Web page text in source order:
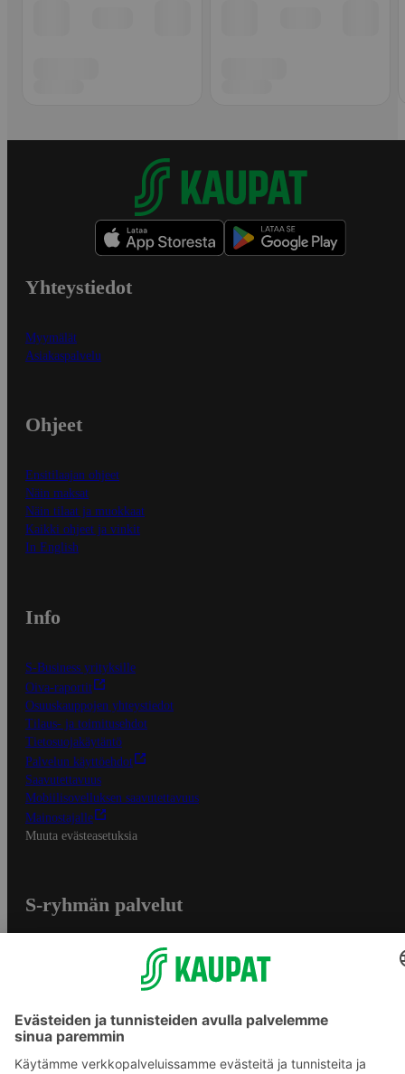
Yhteystiedot
Myymälät
Asiakaspalvelu
Ohjeet
Ensitilaajan ohjeet
Näin maksat
Näin tilaat ja muokkaat
Kaikki ohjeet ja vinkit
In English
Info
S-Business yrityksille
Oiva-raportit
Osuuskauppojen yhteystiedot
Tilaus- ja toimitusehdot
Tietosuojakäytäntö
Palvelun käyttöehdot
Saavutettavuus
Mobiilisovelluksen saavutettavuus
Mainostajalle
Muuta evästeasetuksia
S-ryhmän palvelut
S-ostoslista -sovellus
Prisma.fi
Sokos.fi